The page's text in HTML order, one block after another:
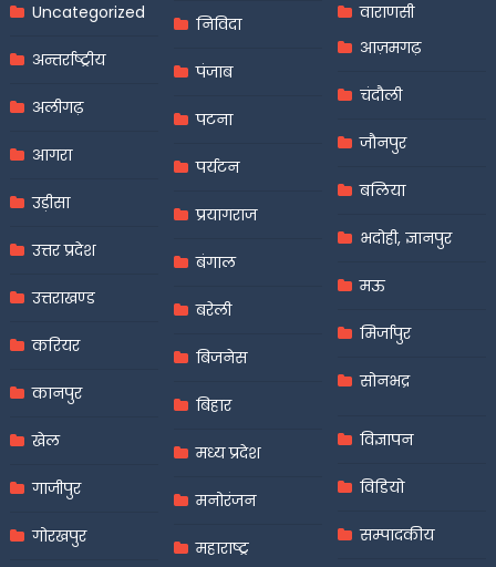
Uncategorized
अन्तर्राष्ट्रीय
अलीगढ़
आगरा
उड़ीसा
उत्तर प्रदेश
उत्तराखण्ड
करियर
कानपुर
खेल
गाजीपुर
गोरखपुर
निविदा
पंजाब
पटना
पर्यटन
प्रयागराज
बंगाल
बरेली
बिजनेस
बिहार
मध्य प्रदेश
मनोरंजन
महाराष्ट्र
वाराणसी
आज़मगढ़
चंदौली
जौनपुर
बलिया
भदोही, ज्ञानपुर
मऊ
मिर्जापुर
सोनभद्र
विज्ञापन
विडियो
सम्पादकीय